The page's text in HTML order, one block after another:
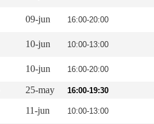
09-jun 16:00-20:00
10-jun 10:00-13:00
10-jun 16:00-20:00
25-may 16:00-19:30
11-jun 10:00-13:00